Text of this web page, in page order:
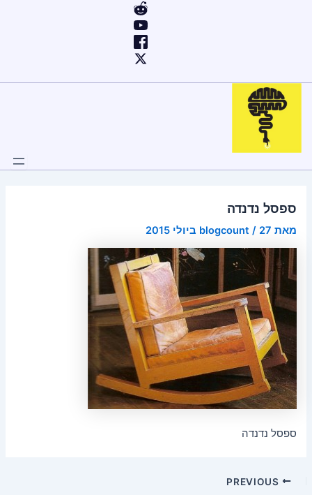
ספסל נדנדה
מאת blogcount / 27 ביולי 2015
ספסל נדנדה